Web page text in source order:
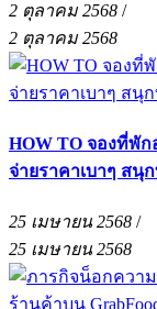
2 ตุลาคม 2568 /
2 ตุลาคม 2568
HOW TO จองที่พั
จ่ายราคาเบาๆ สนุ
25 เมษายน 2568 /
25 เมษายน 2568